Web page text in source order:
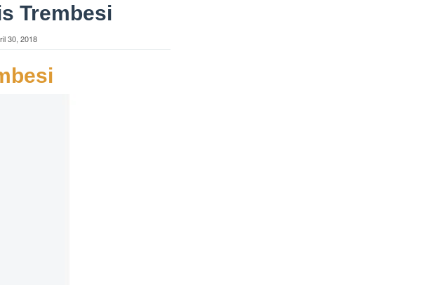
Trembesi
30, 2018